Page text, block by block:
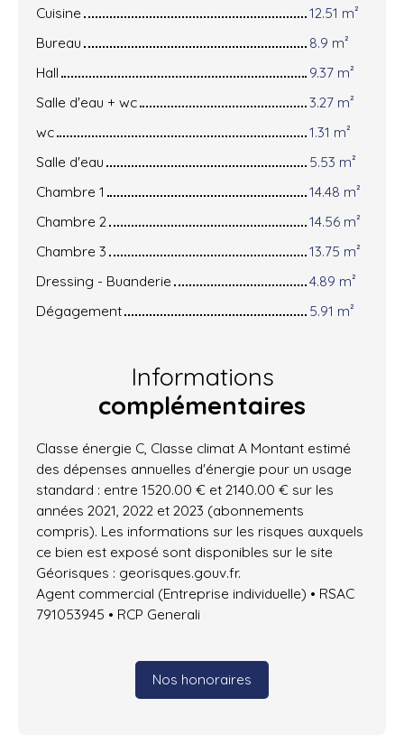
Cuisine
12.51 m²
Bureau
8.9 m²
Hall
9.37 m²
Salle d'eau + wc
3.27 m²
wc
1.31 m²
Salle d'eau
5.53 m²
Chambre 1
14.48 m²
Chambre 2
14.56 m²
Chambre 3
13.75 m²
Dressing - Buanderie
4.89 m²
Dégagement
5.91 m²
Informations
complémentaires
Classe énergie C, Classe climat A Montant estimé
des dépenses annuelles d'énergie pour un usage
standard : entre 1520.00 € et 2140.00 € sur les
années 2021, 2022 et 2023 (abonnements
compris). Les informations sur les risques auxquels
ce bien est exposé sont disponibles sur le site
Géorisques : georisques.gouv.fr.
Agent commercial (Entreprise individuelle) • RSAC
791053945 • RCP Generali
Nos honoraires